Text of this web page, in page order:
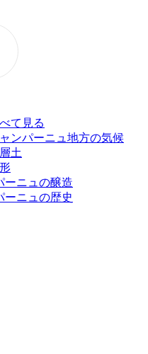
て見る
ンパーニュ地方の気候
土
ーニュの醸造
ーニュの歴史